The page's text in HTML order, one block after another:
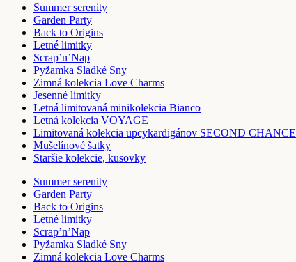
Summer serenity
Garden Party
Back to Origins
Letné limitky
Scrap’n’Nap
Pyžamka Sladké Sny
Zimná kolekcia Love Charms
Jesenné limitky
Letná limitovaná minikolekcia Bianco
Letná kolekcia VOYAGE
Limitovaná kolekcia upcykardigánov SECOND CHANCE
Mušelínové šatky
Staršie kolekcie, kusovky
Summer serenity
Garden Party
Back to Origins
Letné limitky
Scrap’n’Nap
Pyžamka Sladké Sny
Zimná kolekcia Love Charms